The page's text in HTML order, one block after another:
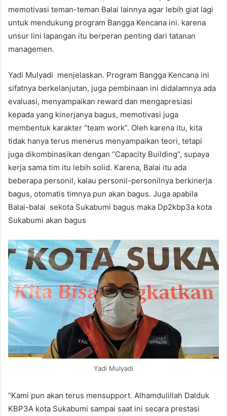
memotivasi teman-teman Balai lainnya agar lebih giat lagi
untuk mendukung program Bangga Kencana ini. karena
unsur lini lapangan itu berperan penting dari tatanan
managemen.
Yadi Mulyadi menjelaskan. Program Bangga Kencana ini
sifatnya berkelanjutan, juga pembinaan ini didalamnya ada
evaluasi, menyampaikan reward dan mengapresiasi
kepada yang kinerjanya bagus, memotivasi juga
membentuk karakter “team work”. Oleh karena itu, kita
tidak hanya terus menerus menyampaikan teori, tetapi
juga dikombinasikan dengan “Capacity Building”, supaya
kerja sama tim itu lebih solid. Karena, Balai itu ada
beberapa personil, kalau personil-personilnya berkinerja
bagus, otomatis timnya pun akan bagus. Juga apabila
Balai-balai sekota Sukabumi bagus maka Dp2kbp3a kota
Sukabumi akan bagus
Yadi Mulyadi
“Kami pun akan terus mensupport. Alhamdulillah Dalduk
KBP3A kota Sukabumi sampai saat ini secara prestasi